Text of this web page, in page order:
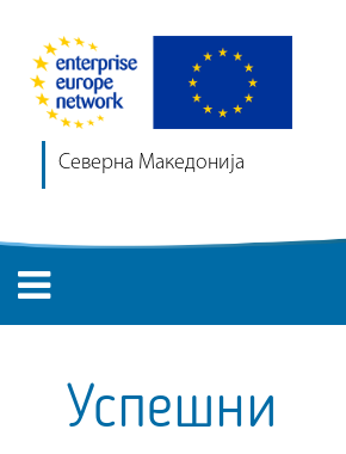
Северна Македонија
Успешни